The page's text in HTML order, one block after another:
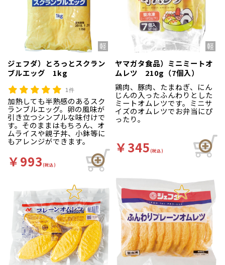
ジェフダ）とろっとスクラン
ブルエッグ 1kg
1件
加熱しても半熟感のあるスク
ランブルエッグ。卵の風味が
引き立つシンプルな味付けで
す。そのままはもちろん、オ
ムライスや親子丼、小鉢等に
もアレンジができます。
￥993(税込)
ヤマガタ食品）ミニミートオ
ムレツ 210g（7個入）
鶏肉、豚肉、たまねぎ、にん
じんの入ったふんわりとした
ミートオムレツです。ミニサ
イズのオムレツでお弁当にぴ
ったり。
￥345(税込)